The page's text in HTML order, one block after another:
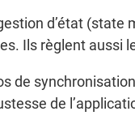
d’état
Ils règlent aussi
de
de